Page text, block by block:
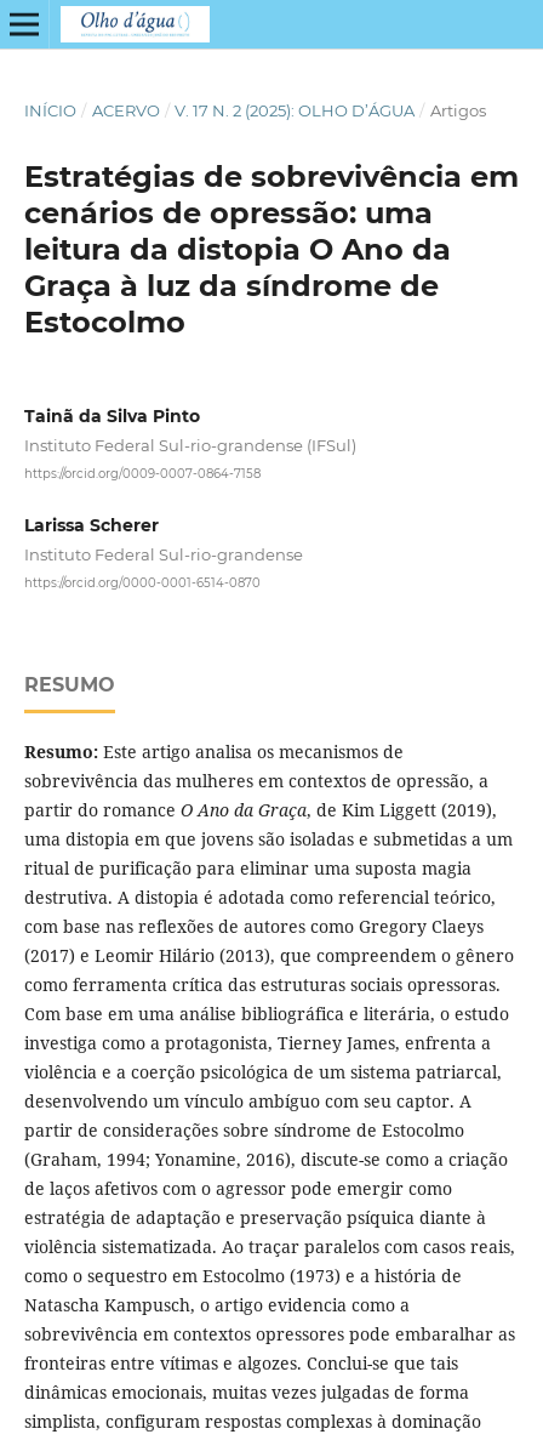
INÍCIO / ACERVO / V. 17 N. 2 (2025): OLHO D’ÁGUA / Artigos
Estratégias de sobrevivência em
cenários de opressão: uma
leitura da distopia O Ano da
Graça à luz da síndrome de
Estocolmo
Tainã da Silva Pinto
Instituto Federal Sul-rio-grandense (IFSul)
https://orcid.org/0009-0007-0864-7158
Larissa Scherer
Instituto Federal Sul-rio-grandense
https://orcid.org/0000-0001-6514-0870
RESUMO
Resumo: Este artigo analisa os mecanismos de
sobrevivência das mulheres em contextos de opressão, a
partir do romance O Ano da Graça, de Kim Liggett (2019),
uma distopia em que jovens são isoladas e submetidas a um
ritual de purificação para eliminar uma suposta magia
destrutiva. A distopia é adotada como referencial teórico,
com base nas reflexões de autores como Gregory Claeys
(2017) e Leomir Hilário (2013), que compreendem o gênero
como ferramenta crítica das estruturas sociais opressoras.
Com base em uma análise bibliográfica e literária, o estudo
investiga como a protagonista, Tierney James, enfrenta a
violência e a coerção psicológica de um sistema patriarcal,
desenvolvendo um vínculo ambíguo com seu captor. A
partir de considerações sobre síndrome de Estocolmo
(Graham, 1994; Yonamine, 2016), discute-se como a criação
de laços afetivos com o agressor pode emergir como
estratégia de adaptação e preservação psíquica diante à
violência sistematizada. Ao traçar paralelos com casos reais,
como o sequestro em Estocolmo (1973) e a história de
Natascha Kampusch, o artigo evidencia como a
sobrevivência em contextos opressores pode embaralhar as
fronteiras entre vítimas e algozes. Conclui-se que tais
dinâmicas emocionais, muitas vezes julgadas de forma
simplista, configuram respostas complexas à dominação